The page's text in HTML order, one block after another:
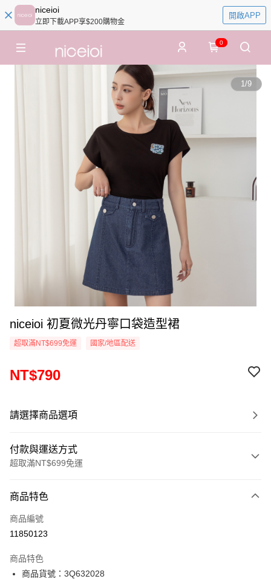
niceioi
立即下載APP享$200購物金
開啟APP
0
1/9
niceioi 初夏微光丹寧口袋造型裙
超取滿NT$699免運 國家/地區配送
NT$790
請選擇商品選項
付款與運送方式
超取滿NT$699免運
信用卡一次付款
超商取貨付款
Apple Pay
商品特色
商品編號
11850123
商品特色
商品貨號：3Q632028